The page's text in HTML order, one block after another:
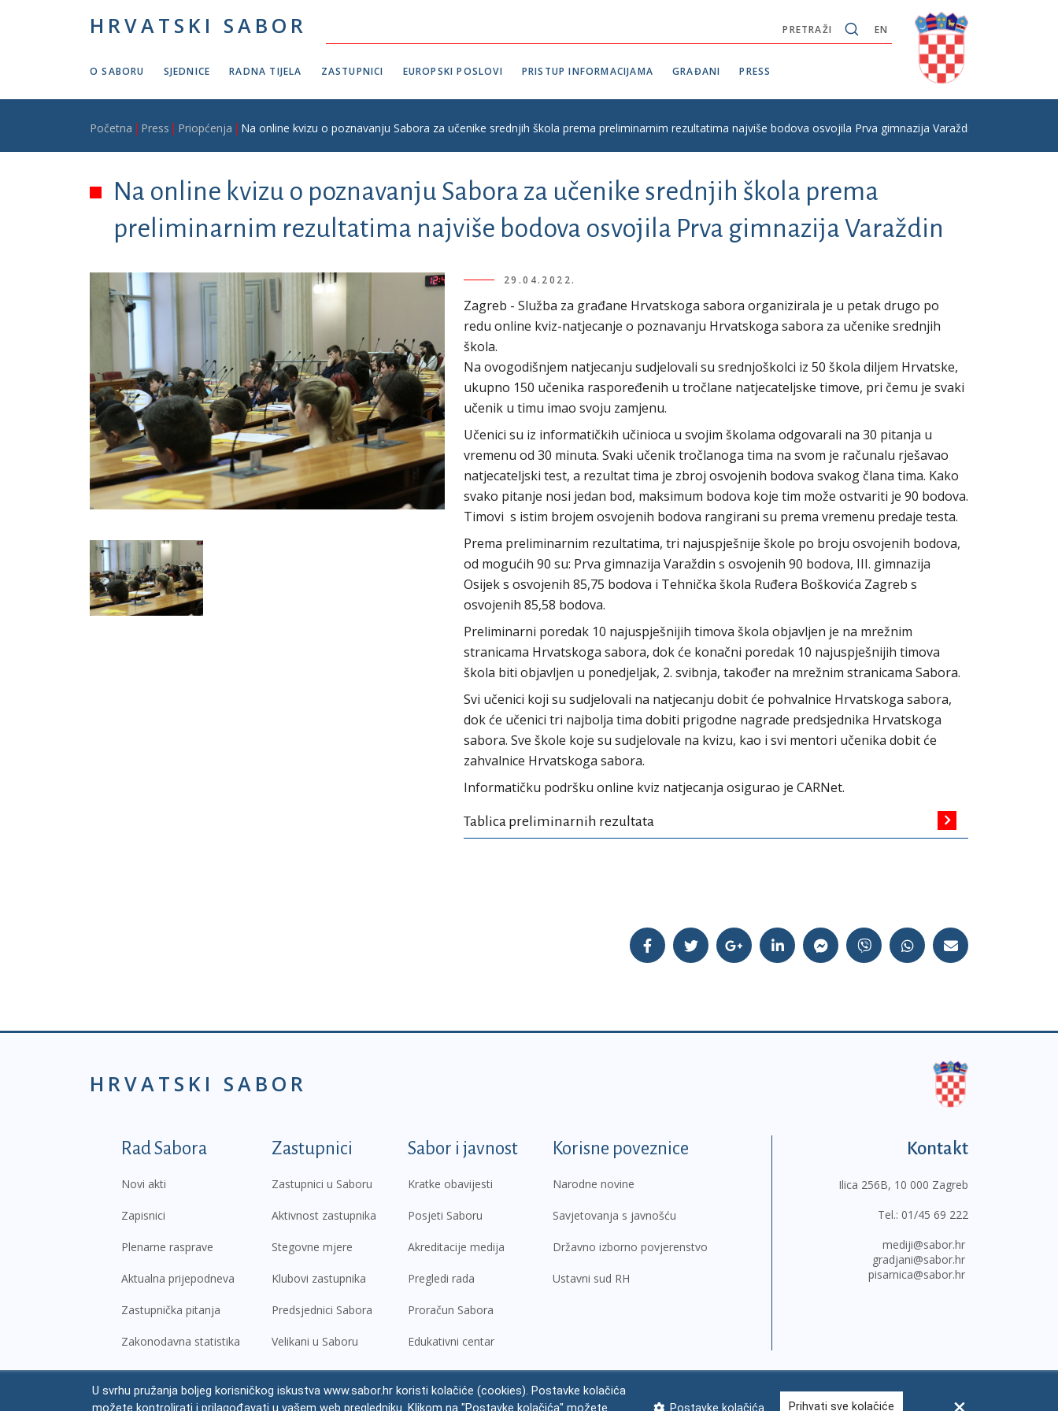
HRVATSKI SABOR EN
PRETRAŽI
O SABORU SJEDNICE RADNA TIJELA ZASTUPNICI EUROPSKI POSLOVI PRISTUP INFORMACIJAMA GRAĐANI PRESS
Breadcrumb
Početna Press Priopćenja Na online kvizu o poznavanju Sabora za učenike srednjih škola prema preliminarnim rezultatima najviše bodova osvojila Prva gimnazija Varaždin
Na online kvizu o poznavanju Sabora za učenike srednjih škola prema
preliminarnim rezultatima najviše bodova osvojila Prva gimnazija Varaždin
29.04.2022.
Zagreb - Služba za građane Hrvatskoga sabora organizirala je u petak drugo po
redu online kviz-natjecanje o poznavanju Hrvatskoga sabora za učenike srednjih
škola.
Na ovogodišnjem natjecanju sudjelovali su srednjoškolci iz 50 škola diljem Hrvatske,
ukupno 150 učenika raspoređenih u tročlane natjecateljske timove, pri čemu je svaki
učenik u timu imao svoju zamjenu.
Učenici su iz informatičkih učinioca u svojim školama odgovarali na 30 pitanja u
vremenu od 30 minuta. Svaki učenik tročlanoga tima na svom je računalu rješavao
natjecateljski test, a rezultat tima je zbroj osvojenih bodova svakog člana tima. Kako
svako pitanje nosi jedan bod, maksimum bodova koje tim može ostvariti je 90 bodova.
Timovi s istim brojem osvojenih bodova rangirani su prema vremenu predaje testa.
Prema preliminarnim rezultatima, tri najuspješnije škole po broju osvojenih bodova,
od mogućih 90 su: Prva gimnazija Varaždin s osvojenih 90 bodova, III. gimnazija
Osijek s osvojenih 85,75 bodova i Tehnička škola Ruđera Boškovića Zagreb s
osvojenih 85,58 bodova.
Preliminarni poredak 10 najuspješnijih timova škola objavljen je na mrežnim
stranicama Hrvatskoga sabora, dok će konačni poredak 10 najuspješnijih timova
škola biti objavljen u ponedjeljak, 2. svibnja, također na mrežnim stranicama Sabora.
Svi učenici koji su sudjelovali na natjecanju dobit će pohvalnice Hrvatskoga sabora,
dok će učenici tri najbolja tima dobiti prigodne nagrade predsjednika Hrvatskoga
sabora. Sve škole koje su sudjelovale na kvizu, kao i svi mentori učenika dobit će
zahvalnice Hrvatskoga sabora.
Informatičku podršku online kviz natjecanja osigurao je CARNet.
Tablica preliminarnih rezultata
HRVATSKI SABOR
Podnožje prvi izbornik
Rad Sabora
Novi akti
Zapisnici
Plenarne rasprave
Aktualna prijepodneva
Zastupnička pitanja
Zakonodavna statistika
Zastupnici
Zastupnici u Saboru
Aktivnost zastupnika
Stegovne mjere
Klubovi zastupnika
Predsjednici Sabora
Velikani u Saboru
Sabor i javnost
Kratke obavijesti
Posjeti Saboru
Akreditacije medija
Pregledi rada
Proračun Sabora
Edukativni centar
Korisne poveznice
Narodne novine
Savjetovanja s javnošću
Državno izborno povjerenstvo
Ustavni sud RH
Kontakt
Ilica 256B, 10 000 Zagreb
Tel.: 01/45 69 222
mediji@sabor.hr
gradjani@sabor.hr
pisarnica@sabor.hr
© Hrvatski sabor, 2026 Pravne napomene Izjava o pristupačnosti Zaštita osobnih podataka Impressum Česta pitanja Kontakti Mapa weba
U svrhu pružanja boljeg korisničkog iskustva www.sabor.hr koristi kolačiće (cookies). Postavke kolačića
možete kontrolirati i prilagođavati u vašem web pregledniku. Klikom na "Postavke kolačića" možete
Postavke kolačića Prihvati sve kolačiće